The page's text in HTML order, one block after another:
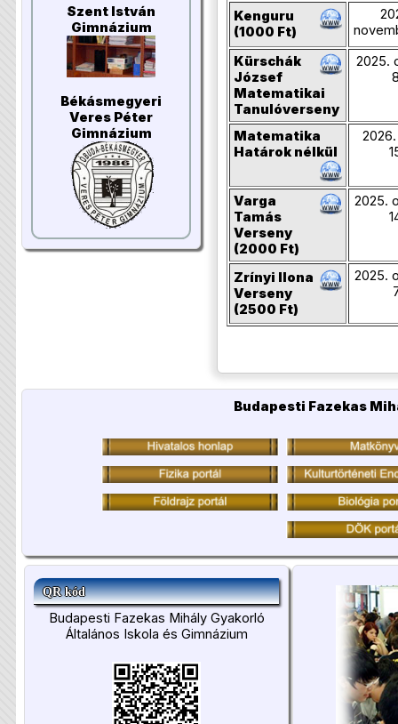
Szent István
Gimnázium
Békásmegyeri
Veres Péter
Gimnázium
Kenguru
(1000 Ft)
Kürschák
József
Matematikai
Tanulóverseny
2025.
Matematika
Határok nélkül
Varga
Tamás
Verseny
(2000 Ft)
2025.
Zrínyi Ilona
Verseny
(2500 Ft)
2025.
Budapesti Fazekas
QR kód
Budapesti Fazekas Mihály Gyakorló
Általános Iskola és Gimnázium